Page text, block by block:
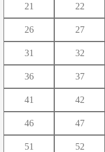
21 22
26 27
31 32
36 37
41 42
46 47
51 52